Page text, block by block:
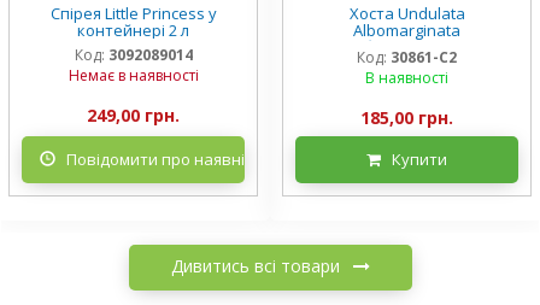
Спірея Little Princess у
контейнері 2 л
Код: 3092089014
Немає в наявності
249,00 грн.
Повідомити про наявність
Хоста Undulata
Albomarginata
(Альбомарджината)
контейнер 2 л, 3/+ розетки
Код: 30861-С2
В наявності
185,00 грн.
Купити
Дивитись всі товари